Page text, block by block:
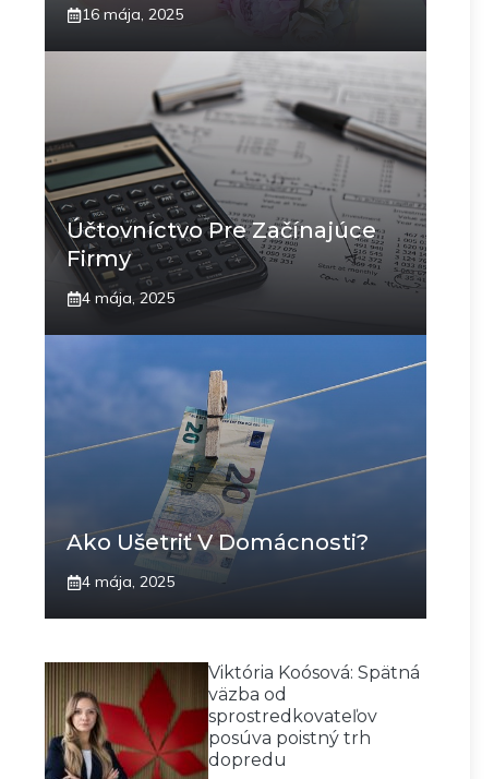
16 mája, 2025
Účtovníctvo Pre Začínajúce
Firmy
4 mája, 2025
Ako Ušetriť V Domácnosti?
4 mája, 2025
Viktória Koósová: Spätná
väzba od
sprostredkovateľov
posúva poistný trh
dopredu